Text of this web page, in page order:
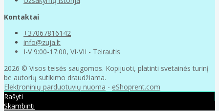
Kontaktai
+37067816142
info@zuja.lt
I-V 9:00-17:00, VI-VII - Teirautis
2026 © Visos teisės saugomos. Kopijuoti, platinti svetainės turinį
be autorių sutikimo draudžiama.
Elektroninių parduotuvių nuoma - eShoprent.com
Rašyti
Skambinti